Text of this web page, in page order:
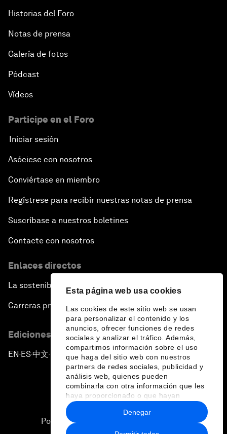
Esta página web usa cookies
Las cookies de este sitio web se usan
para personalizar el contenido y los
anuncios, ofrecer funciones de redes
sociales y analizar el tráfico. Además,
compartimos información sobre el uso
que haga del sitio web con nuestros
partners de redes sociales, publicidad y
análisis web, quienes pueden
combinarla con otra información que les
haya proporcionado o que hayan
recopilado a partir del uso que haya
hecho de sus servicios.
Denegar
Historias del Foro
Notas de prensa
Galería de fotos
Pódcast
Vídeos
Participe en el Foro
Iniciar sesión
Asóciese con nosotros
Conviértase en miembro
Regístrese para recibir nuestras notas de prensa
Suscríbase a nuestros boletines
Contacte con nosotros
Enlaces directos
La sostenibilidad en el Foro
Carreras profesionales
Ediciones en otros idiomas
EN ▪ ES▪中文▪ 日本語
Política de privacidad y normas de uso